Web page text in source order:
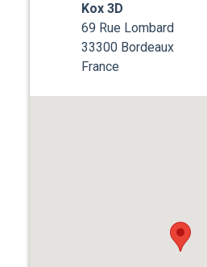
Kox 3D
69 Rue Lombard
33300 Bordeaux
France